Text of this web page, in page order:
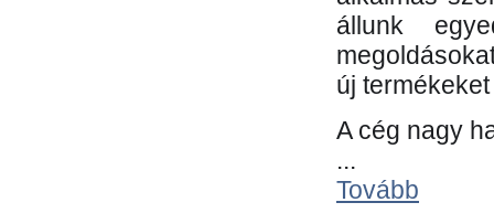
állunk
új
A cég nagy
...
Tovább